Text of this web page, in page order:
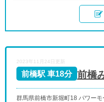
2023年11月24日更新
前橋
前橋駅 車18分
群馬県前橋市新堀町18 パワー